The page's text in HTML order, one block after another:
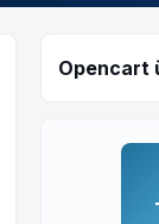
Opencart